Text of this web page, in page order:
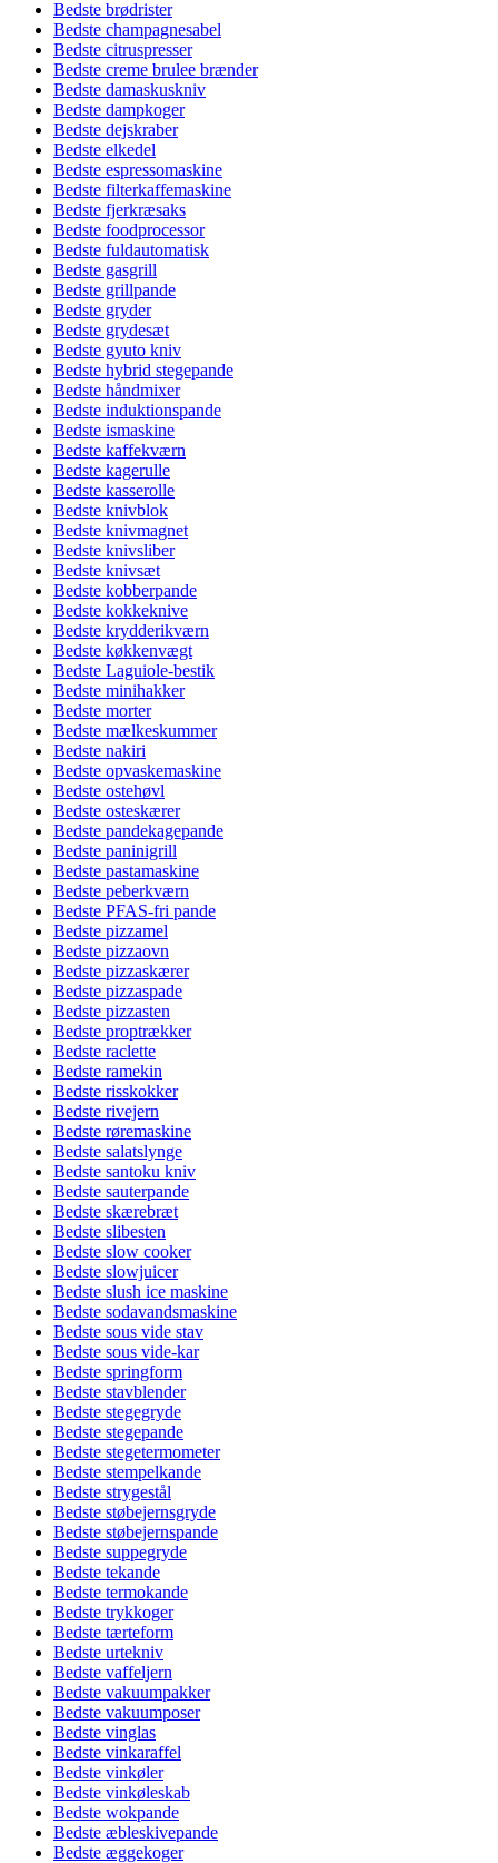
Bedste brødrister
Bedste champagnesabel
Bedste citruspresser
Bedste creme brulee brænder
Bedste damaskuskniv
Bedste dampkoger
Bedste dejskraber
Bedste elkedel
Bedste espressomaskine
Bedste filterkaffemaskine
Bedste fjerkræsaks
Bedste foodprocessor
Bedste fuldautomatisk
Bedste gasgrill
Bedste grillpande
Bedste gryder
Bedste grydesæt
Bedste gyuto kniv
Bedste hybrid stegepande
Bedste håndmixer
Bedste induktionspande
Bedste ismaskine
Bedste kaffekværn
Bedste kagerulle
Bedste kasserolle
Bedste knivblok
Bedste knivmagnet
Bedste knivsliber
Bedste knivsæt
Bedste kobberpande
Bedste kokkeknive
Bedste krydderikværn
Bedste køkkenvægt
Bedste Laguiole-bestik
Bedste minihakker
Bedste morter
Bedste mælkeskummer
Bedste nakiri
Bedste opvaskemaskine
Bedste ostehøvl
Bedste osteskærer
Bedste pandekagepande
Bedste paninigrill
Bedste pastamaskine
Bedste peberkværn
Bedste PFAS-fri pande
Bedste pizzamel
Bedste pizzaovn
Bedste pizzaskærer
Bedste pizzaspade
Bedste pizzasten
Bedste proptrækker
Bedste raclette
Bedste ramekin
Bedste risskokker
Bedste rivejern
Bedste røremaskine
Bedste salatslynge
Bedste santoku kniv
Bedste sauterpande
Bedste skærebræt
Bedste slibesten
Bedste slow cooker
Bedste slowjuicer
Bedste slush ice maskine
Bedste sodavandsmaskine
Bedste sous vide stav
Bedste sous vide-kar
Bedste springform
Bedste stavblender
Bedste stegegryde
Bedste stegepande
Bedste stegetermometer
Bedste stempelkande
Bedste strygestål
Bedste støbejernsgryde
Bedste støbejernspande
Bedste suppegryde
Bedste tekande
Bedste termokande
Bedste trykkoger
Bedste tærteform
Bedste urtekniv
Bedste vaffeljern
Bedste vakuumpakker
Bedste vakuumposer
Bedste vinglas
Bedste vinkaraffel
Bedste vinkøler
Bedste vinkøleskab
Bedste wokpande
Bedste æbleskivepande
Bedste æggekoger